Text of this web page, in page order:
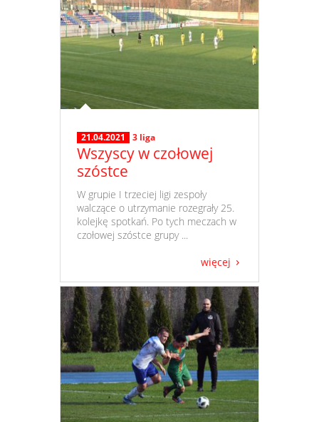
21.04.2021 3 liga
Wszyscy w czołowej
szóstce
​ W grupie I trzeciej ligi zespoły
walczące o utrzymanie rozegrały 25.
kolejkę spotkań. Po tych meczach w
czołowej szóstce grupy ...
więcej